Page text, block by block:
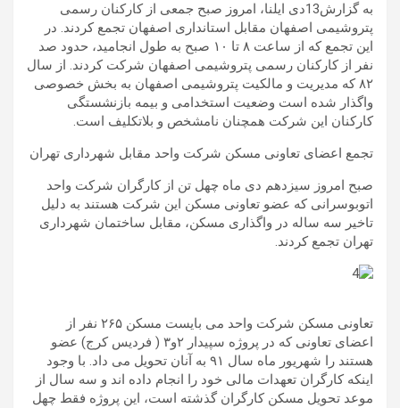
به گزارش13دی ایلنا، امروز صبح جمعی از کارکنان رسمی
پتروشیمی اصفهان مقابل استانداری اصفهان تجمع کردند. در
این تجمع که از ساعت ۸ تا ۱۰ صبح به طول انجامید، حدود صد
نفر از کارکنان رسمی پتروشیمی اصفهان شرکت کردند. از سال
۸۲ که مدیریت و مالکیت پتروشیمی اصفهان به بخش خصوصی
واگذار شده است وضعیت استخدامی و بیمه بازنشستگی
کارکنان این شرکت همچنان نامشخص و بلاتکلیف است.
تجمع اعضای تعاونی مسکن شرکت واحد مقابل شهرداری تهران
صبح امروز سیزدهم دی ماه چهل تن از کارگران شرکت واحد
اتوبوسرانی که عضو تعاونی مسکن این شرکت هستند به دلیل
تاخیر سه ساله در واگذاری مسکن، مقابل ساختمان شهرداری
تهران تجمع کردند.
تعاونی مسکن شرکت واحد می بایست مسکن ۲۶۵ نفر از
اعضای تعاونی که در پروژه سپیدار ۲و۳ ( فردیس کرج) عضو
هستند را شهریور ماه سال ۹۱ به آنان تحویل می داد. با وجود
اینکه کارگران تعهدات مالی خود را انجام داده اند و سه سال از
موعد تحویل مسکن کارگران گذشته است، این پروژه فقط چهل